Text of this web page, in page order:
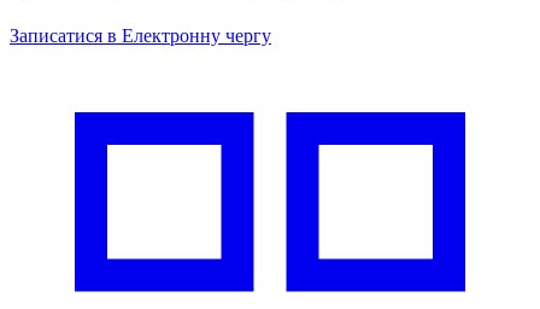
Записатися в Електронну чергу